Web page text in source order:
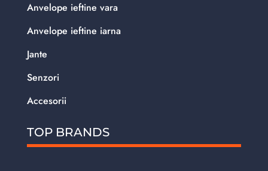
Anvelope ieftine vara
Anvelope ieftine iarna
Jante
Senzori
Accesorii
TOP BRANDS